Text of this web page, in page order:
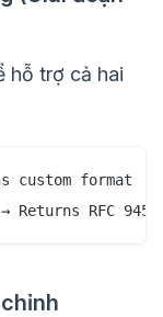
hỗ trợ cả hai
custom format